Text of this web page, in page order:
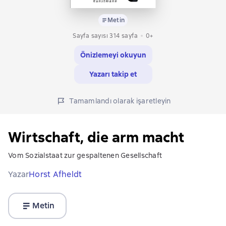
Metin
Sayfa sayısı 314 sayfa
0+
Önizlemeyi okuyun
Yazarı takip et
Tamamlandı olarak işaretleyin
Wirtschaft, die arm macht
Vom Sozialstaat zur gespaltenen Gesellschaft
YazarHorst Afheldt
Metin